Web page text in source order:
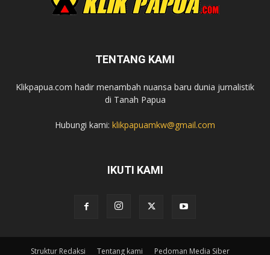
TENTANG KAMI
Klikpapua.com hadir menambah nuansa baru dunia jurnalistik
di Tanah Papua
Hubungi kami: klikpapuamkw@gmail.com
IKUTI KAMI
Struktur Redaksi Tentang kami Pedoman Media Siber